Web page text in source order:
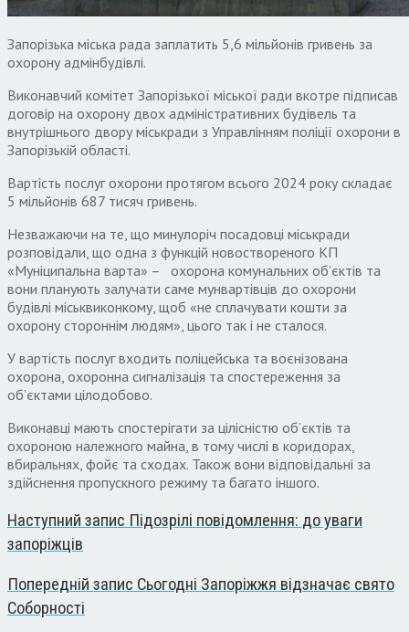
Запорізька міська рада заплатить 5,6 мільйонів гривень за
охорону адмінбудівлі.
Виконавчий комітет Запорізької міської ради вкотре підписав
договір на охорону двох адміністративних будівель та
внутрішнього двору міськради з Управлінням поліції охорони в
Запорізькій області.
Вартість послуг охорони протягом всього 2024 року складає
5 мільйонів 687 тисяч гривень.
Незважаючи на те, що минулоріч посадовці міськради
розповідали, що одна з функцій новоствореного КП
«Муніципальна варта» – охорона комунальних об’єктів та
вони планують залучати саме мунвартівців до охорони
будівлі міськвиконкому, щоб «не сплачувати кошти за
охорону стороннім людям», цього так і не сталося.
У вартість послуг входить поліцейська та воєнізована
охорона, охоронна сигналізація та спостереження за
об’єктами цілодобово.
Виконавці мають спостерігати за цілісністю об’єктів та
охороною належного майна, в тому числі в коридорах,
вбиральнях, фойє та сходах. Також вони відповідальні за
здійснення пропускного режиму та багато іншого.
Наступний запис Підозрілі повідомлення: до уваги
запоріжців
Попередній запис Сьогодні Запоріжжя відзначає свято
Соборності